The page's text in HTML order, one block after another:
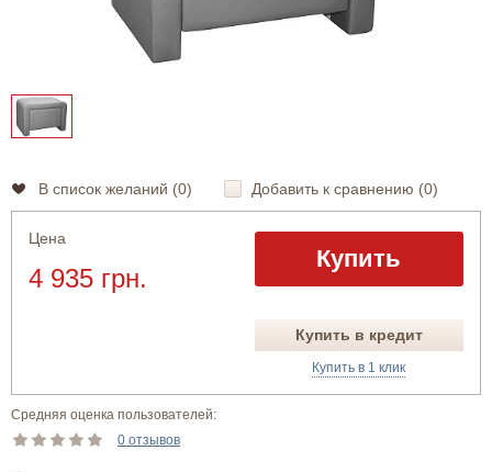
В список желаний (0) Добавить к сравнению (0)
Цена
4 935 грн.
Купить
Купить в кредит
Купить в 1 клик
Средняя оценка пользователей:
0 отзывов